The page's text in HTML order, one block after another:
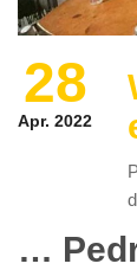
28
Apr. 2022
…